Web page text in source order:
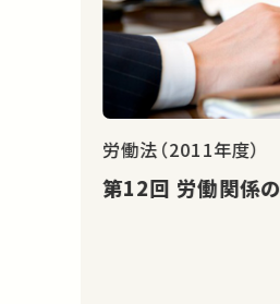
労働法（2011年度）
第12回 労働関